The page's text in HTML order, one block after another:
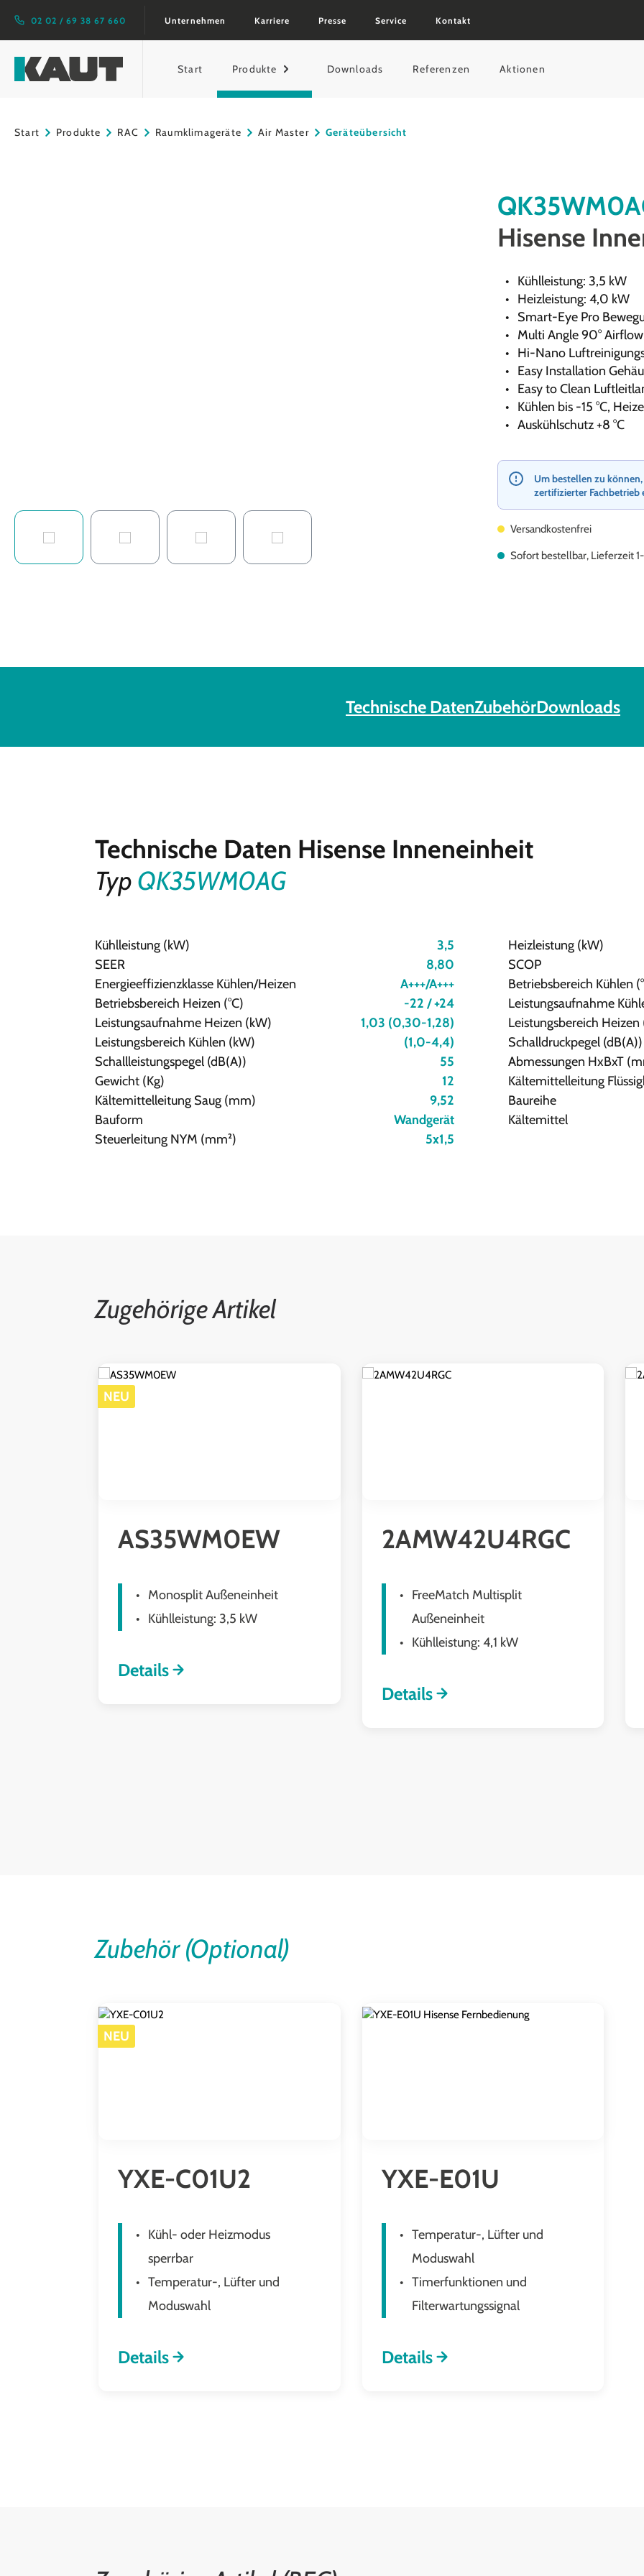
Zur Hauptnavigation springen
02 02 / 69 38 67 660 Unternehmen Karriere Presse Service Kontakt
Start Produkte Downloads Referenzen Aktionen
Start Produkte RAC Raumklimageräte Air Master Geräteübersicht
Hisense
Kühlleistung: 3,5 kW
Heizleistung: 4,0 kW
Smart-Eye Pro
Multi Angle 90° Airflow
Hi-Nano
Easy Installation
Easy to Clean
Kühlen bis -15 °C,
Auskühlschutz +8 °C
Um bestellen zu
zertifizierter Fachbetrieb
Versandkostenfrei
Sofort bestellbar, Lieferzeit
Technische DatenZubehörDownloads
Technische Daten Hisense Inneneinheit
Typ QK35WM0AG
Kühlleistung (kW) 3,5 Heizleistung (kW)
SEER
8,80 SCOP
Energieeffizienzklasse Kühlen/Heizen
A+++/A+++ Betriebsbereich Kühlen
Betriebsbereich Heizen (°C)
-22 / +24 Leistungsaufnahme
Leistungsaufnahme Heizen (kW)
1,03 (0,30-1,28) Leistungsbereich Heizen
Leistungsbereich Kühlen (kW)
(1,0-4,4) Schalldruckpegel (dB(A))
Schallleistungspegel (dB(A))
55 Abmessungen HxBxT
Gewicht (Kg)
12 Kältemittelleitung
Kältemittelleitung Saug (mm)
9,52 Baureihe
Bauform
Wandgerät Kältemittel
Steuerleitung NYM (mm²)
5x1,5
Zugehörige Artikel
NEU
AS35WM0EW
Monosplit Außeneinheit
Kühlleistung: 3,5 kW
Details
2AMW42U4RGC
FreeMatch Multisplit
Außeneinheit
Kühlleistung: 4,1 kW
Details
Zubehör (Optional)
NEU
YXE-C01U2
Kühl- oder Heizmodus
sperrbar
Temperatur-, Lüfter und
Moduswahl
Details
YXE-E01U
Temperatur-, Lüfter und
Moduswahl
Timerfunktionen und
Filterwartungssignal
Details